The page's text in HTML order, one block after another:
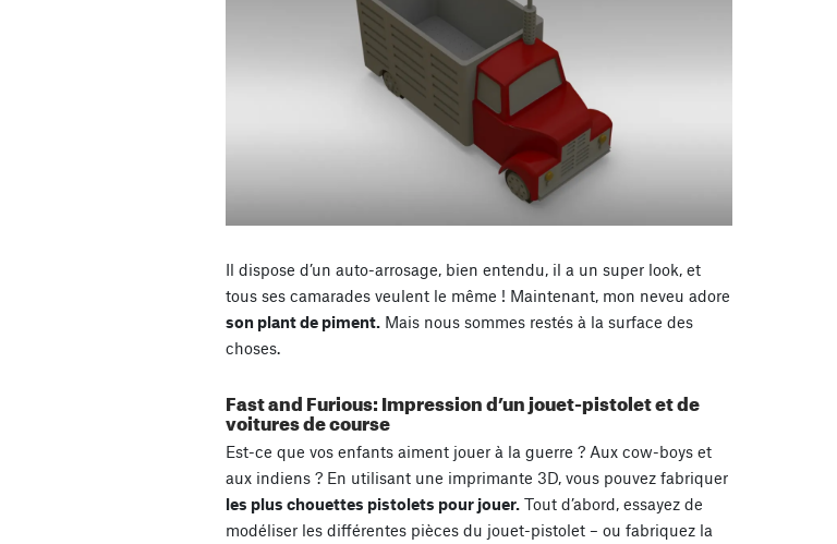
Il dispose d’un auto-arrosage, bien entendu, il a un super look, et
tous ses camarades veulent le même ! Maintenant, mon neveu adore
son plant de piment. Mais nous sommes restés à la surface des
choses.
Fast and Furious: Impression d’un jouet-pistolet et de
voitures de course
Est-ce que vos enfants aiment jouer à la guerre ? Aux cow-boys et
aux indiens ? En utilisant une imprimante 3D, vous pouvez fabriquer
les plus chouettes pistolets pour jouer. Tout d’abord, essayez de
modéliser les différentes pièces du jouet-pistolet – ou fabriquez la